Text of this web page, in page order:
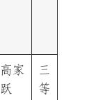
高家
跃
三
等